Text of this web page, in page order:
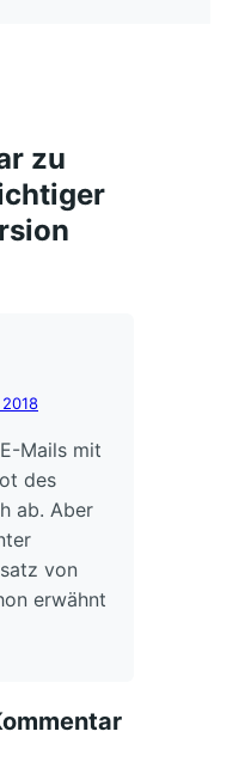
zu
Mails mit
des
ab. Aber
von
erwähnt